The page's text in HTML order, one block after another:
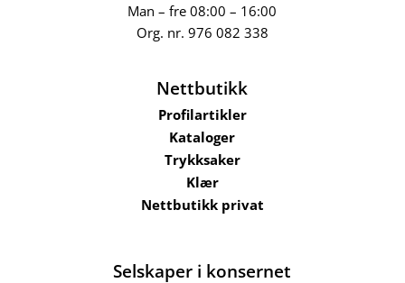
Man – fre 08:00 – 16:00
Org. nr. 976 082 338
Nettbutikk
Profilartikler
Kataloger
Trykksaker
Klær
Nettbutikk privat
Selskaper i konsernet